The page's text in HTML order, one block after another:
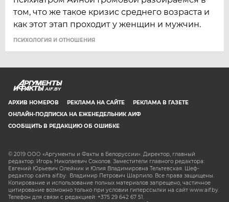
том, что же такое кризис среднего возраста и
как этот этап проходит у женщин и мужчин.
ПСИХОЛОГИЯ И ОТНОШЕНИЯ
AIF.BY
АРХИВ НОМЕРОВ РЕКЛАМА НА САЙТЕ
РЕКЛАМА В ГАЗЕТЕ
ОНЛАЙН-ПОДПИСКА НА ЕЖЕНЕДЕЛЬНИК АИФ
СООБЩИТЬ В РЕДАКЦИЮ ОБ ОШИБКЕ
© 2019 ООО «Аргументы и Факты в Белоруссии». Директор, главный
редактор: Игорь Николаевич Соколов. Заместители главного редактора:
Евгений Юрьевич Олейник и Юлия Владимировна Тельтевская. Шеф-
редактор сайта aif.by: Владимир Петрович Шарпило. Все права защищены.
Копирование и использование полных материалов запрещено, частичное
цитирование возможно только при условии гиперссылки на сайт www.aif.by.
Телефон для связи с редакцией: +375 29 642 67 51.